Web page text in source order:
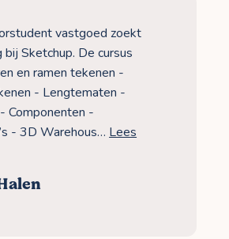
vastgoed zoekt
Sketchup. De cursus
en ramen tekenen -
- Lengtematen -
Componenten -
- 3D Warehous… Lees